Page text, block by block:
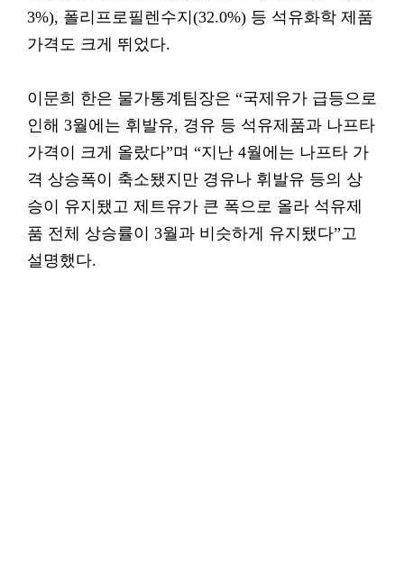
3%), 폴리프로필렌수지(32.0%) 등 석유화학 제품
가격도 크게 뛰었다.
이문희 한은 물가통계팀장은 “국제유가 급등으로
인해 3월에는 휘발유, 경유 등 석유제품과 나프타
가격이 크게 올랐다”며 “지난 4월에는 나프타 가
격 상승폭이 축소됐지만 경유나 휘발유 등의 상
승이 유지됐고 제트유가 큰 폭으로 올라 석유제
품 전체 상승률이 3월과 비슷하게 유지됐다”고
설명했다.